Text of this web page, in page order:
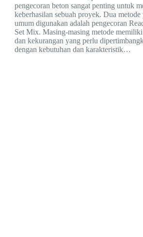
pengecoran beton sangat penting untuk
keberhasilan sebuah proyek. Dua metode
umum digunakan adalah pengecoran
Set Mix. Masing-masing metode
dan kekurangan yang perlu
dengan kebutuhan dan karakteristik…